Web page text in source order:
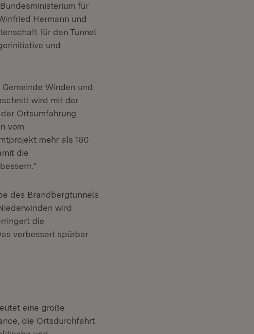
für
Hermann und
für den Tunnel
und
Winden und
wird mit der
Ortsumfahrung
vom
mehr als 160
die
des Brandbergtunnels
wird
die
verbessert spürbar
eine große
die Ortsdurchfahrt